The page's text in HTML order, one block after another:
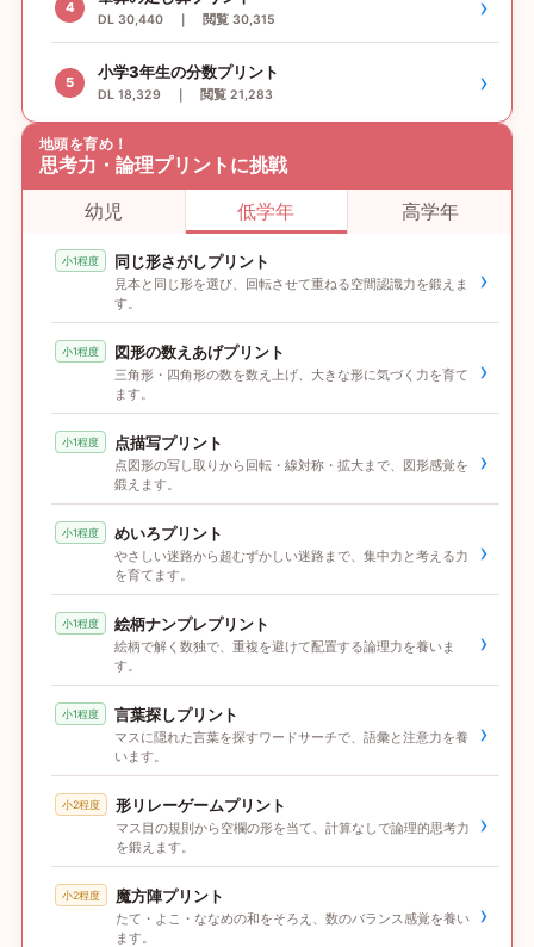
4
DL 30,440 ｜ 閲覧 30,315 ›
5
小学3年生の分数プリント
DL 18,329 ｜ 閲覧 21,283 ›
地頭を育め！
思考力・論理プリントに挑戦
幼児
低学年 高学年
小1程度 同じ形さがしプリント
見本と同じ形を選び、回転させて重ねる空間認識力を鍛えま
す。
›
小1程度 図形の数えあげプリント
三角形・四角形の数を数え上げ、大きな形に気づく力を育て
ます。
›
小1程度 点描写プリント
点図形の写し取りから回転・線対称・拡大まで、図形感覚を
鍛えます。
›
小1程度 めいろプリント
やさしい迷路から超むずかしい迷路まで、集中力と考える力
を育てます。
›
小1程度 絵柄ナンプレプリント
絵柄で解く数独で、重複を避けて配置する論理力を養いま
す。
›
小1程度 言葉探しプリント
マスに隠れた言葉を探すワードサーチで、語彙と注意力を養
います。
›
小2程度 形リレーゲームプリント
マス目の規則から空欄の形を当て、計算なしで論理的思考力
を鍛えます。
›
小2程度 魔方陣プリント
たて・よこ・ななめの和をそろえ、数のバランス感覚を養い
ます。
›